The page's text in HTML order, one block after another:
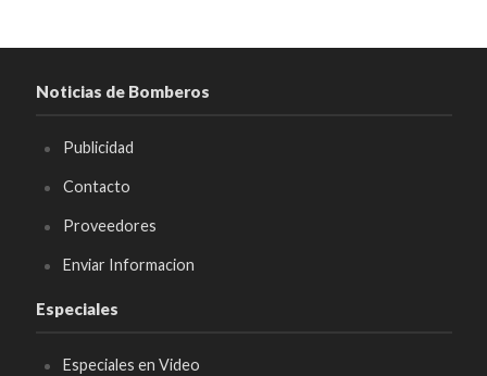
Noticias de Bomberos
Publicidad
Contacto
Proveedores
Enviar Informacion
Especiales
Especiales en Video